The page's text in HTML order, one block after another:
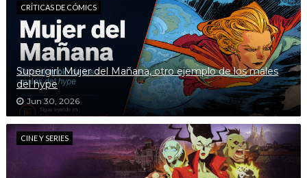
CRÍTICAS DE CÓMICS
Supergirl: Mujer del Mañana, otro ejemplo de los males
del hype
Jun 30, 2026
CINE Y SERIES